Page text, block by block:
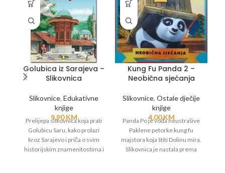
Golubica iz Sarajeva –
Slikovnica
Slikovnice, Edukativne
knjige
9,90KM
Prelijepa slikovnica koja prati
Golubicu Saru, kako prolazi
kroz Sarajevo i priča o svim
historijskim znamenitostima i
Kung Fu Panda 2 –
Neobična sjećanja
Slikovnice, Ostale dječije
knjige
4,00KM
Panda Po je vođa neustrašive
Paklene petorke kung fu
majstora koja štiti Dolinu mira.
Slikovnica je nastala prema